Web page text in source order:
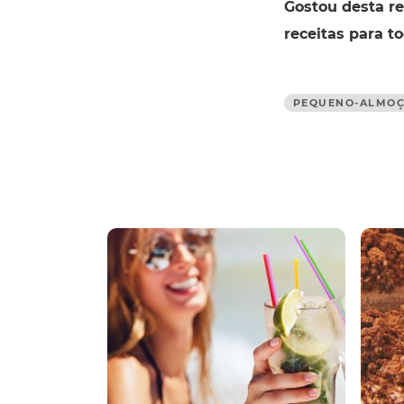
Gostou desta
receitas para
PEQUENO-